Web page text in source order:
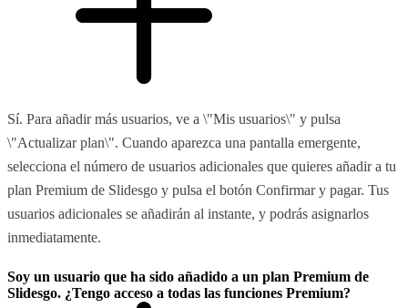
Sí. Para añadir más usuarios, ve a \"Mis usuarios\" y pulsa
\"Actualizar plan\". Cuando aparezca una pantalla emergente,
selecciona el número de usuarios adicionales que quieres añadir a tu
plan Premium de Slidesgo y pulsa el botón Confirmar y pagar. Tus
usuarios adicionales se añadirán al instante, y podrás asignarlos
inmediatamente.
Soy un usuario que ha sido añadido a un plan Premium de
Slidesgo. ¿Tengo acceso a todas las funciones Premium?